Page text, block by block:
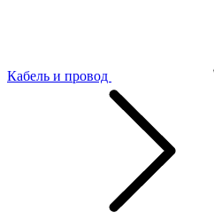
Кабель и провод